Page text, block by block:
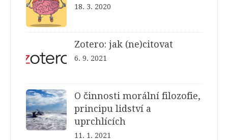
18. 3. 2020
Zotero: jak (ne)citovat
6. 9. 2021
O činnosti morální filozofie,
principu lidství a
uprchlících
11. 1. 2021